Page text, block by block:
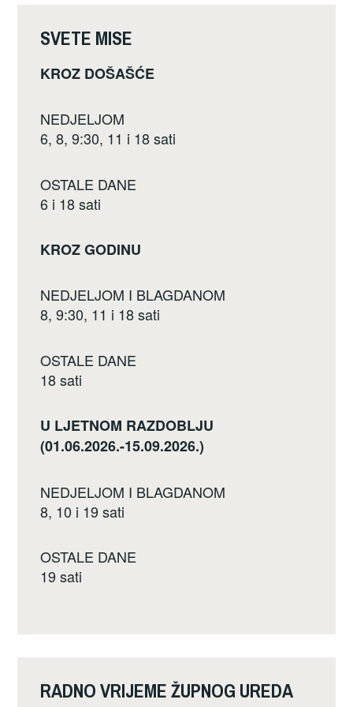
k
SVETE MISE
KROZ DOŠAŠĆE
NEDJELJOM
6, 8, 9:30, 11 i 18 sati
OSTALE DANE
6 i 18 sati
KROZ GODINU
NEDJELJOM I BLAGDANOM
8, 9:30, 11 i 18 sati
OSTALE DANE
18 sati
U LJETNOM RAZDOBLJU
(01.06.2026.-15.09.2026.)
NEDJELJOM I BLAGDANOM
8, 10 i 19 sati
OSTALE DANE
19 sati
RADNO VRIJEME ŽUPNOG UREDA